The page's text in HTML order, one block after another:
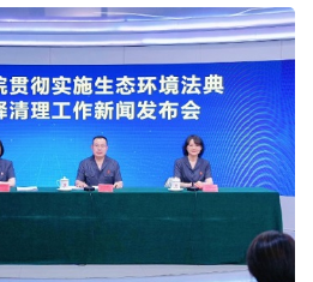
络平台成多款新药首发渠道
海出台规划让民企敢闯敢投
扩张 行业运行韧性较强
新业务火热，记者探访